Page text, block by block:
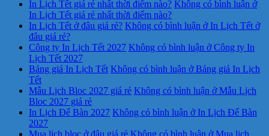
In Lịch Tết giá rẻ nhất thời điểm nào? Không có bình luận ở
In Lịch Tết giá rẻ nhất thời điểm nào?
In Lịch Tết ở đâu giá rẻ? Không có bình luận ở In Lịch Tết ở
đâu giá rẻ?
Công ty In Lịch Tết 2027 Không có bình luận ở Công ty In
Lịch Tết 2027
Bảng giá In Lịch Tết Không có bình luận ở Bảng giá In Lịch
Tết
Mẫu Lịch Bloc 2027 giá rẻ Không có bình luận ở Mẫu Lịch
Bloc 2027 giá rẻ
In Lịch Để Bàn 2027 Không có bình luận ở In Lịch Để Bàn
2027